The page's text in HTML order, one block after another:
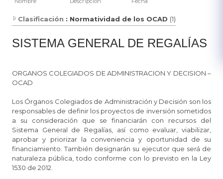
Clasificación : Normatividad de los OCAD (1)
​SIS​TEMA GENERAL DE REGALÍAS
ORGANOS COLEGIADOS DE ADMINISTRACION Y DECISION –
OCAD
Los Órganos Colegiados de Administración y Decisión son los
responsables de definir los proyectos de inversión sometidos
a su consideración que se financiarán con recursos del
Sistema General de Regalías, así como evaluar, viabilizar,
aprobar y priorizar la conveniencia y oportunidad de su
financiamiento. También designarán su ejecutor que será de
naturaleza pública, todo conforme con lo previsto en la Ley
1530 de 2012.